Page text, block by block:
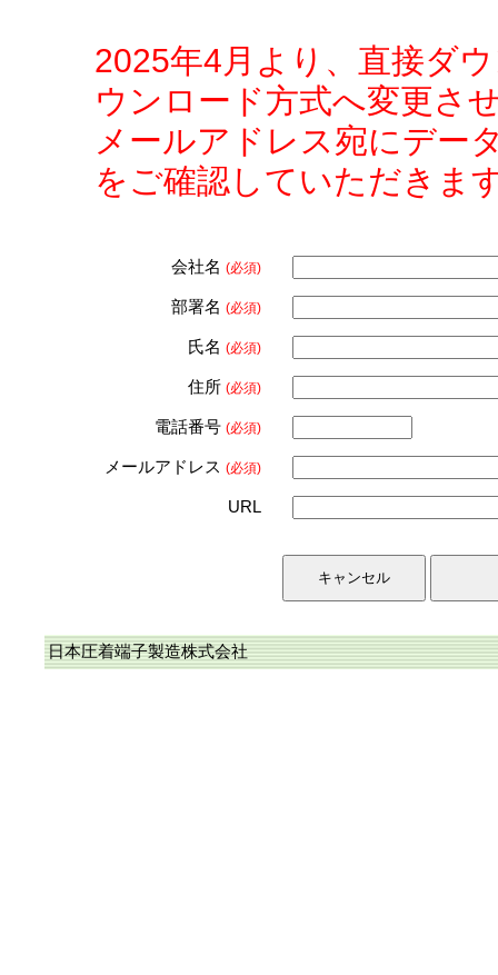
2025年4月より、直接ダ
ウンロード方式へ変更さ
メールアドレス宛にデー
をご確認していただきま
会社名 (必須)
部署名 (必須)
氏名 (必須)
住所 (必須)
電話番号 (必須)
メールアドレス (必須)
URL
日本圧着端子製造株式会社